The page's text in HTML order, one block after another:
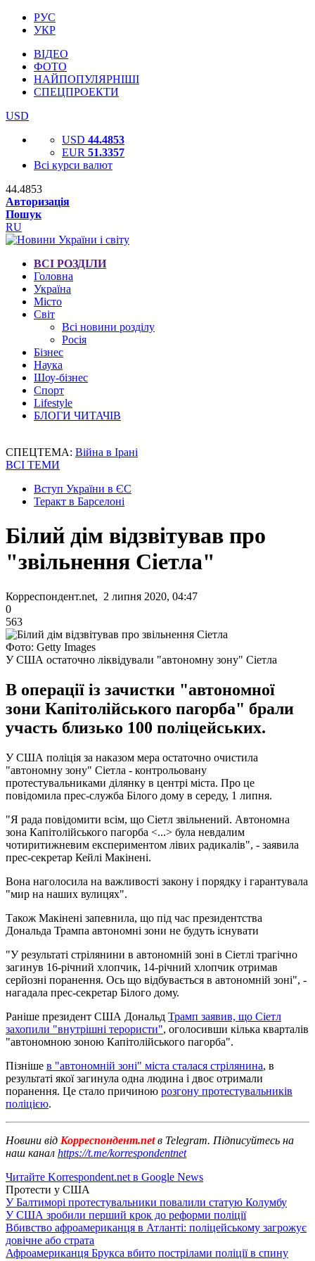
РУС
УКР
ВІДЕО
ФОТО
НАЙПОПУЛЯРНІШІ
СПЕЦПРОЕКТИ
USD
USD 44.4853
EUR 51.3357
Всі курси валют
44.4853
Авторизація
Пошук
RU
ВСІ РОЗДІЛИ
Головна
Україна
Місто
Світ
Всі новини розділу
Росія
Бізнес
Наука
Шоу-бізнес
Спорт
Lifestyle
БЛОГИ ЧИТАЧІВ
СПЕЦТЕМА: Війна в Ірані
ВСІ ТЕМИ
Вступ України в ЄС
Теракт в Барселоні
Білий дім відзвітував про
"звільнення Сіетла"
Корреспондент.net, 2 липня 2020, 04:47
0
563
Фото: Getty Images
У США остаточно ліквідували "автономну зону" Сіетла
В операції із зачистки "автономної
зони Капітолійського пагорба" брали
участь близько 100 поліцейських.
У США поліція за наказом мера остаточно очистила
"автономну зону" Сіетла - контрольовану
протестувальниками ділянку в центрі міста. Про це
повідомила прес-служба Білого дому в середу, 1 липня.
"Я рада повідомити всім, що Сіетл звільнений. Автономна
зона Капітолійського пагорба <...> була невдалим
чотиритижневим експериментом лівих радикалів", - заявила
прес-секретар Кейлі Макінені.
Вона наголосила на важливості закону і порядку і гарантувала
"мир на наших вулицях".
Також Макінені запевнила, що під час президентства
Дональда Трампа автономні зони не будуть існувати
"У результаті стрілянини в автономній зоні в Сіетлі трагічно
загинув 16-річний хлопчик, 14-річний хлопчик отримав
серйозні поранення. Ось що відбувається в автономній зоні", -
нагадала прес-секретар Білого дому.
Раніше президент США Дональд Трамп заявив, що Сіетл
захопили "внутрішні терористи", оголосивши кілька кварталів
"автономною зоною Капітолійського пагорба".
Пізніше в "автономній зоні" міста сталася стрілянина, в
результаті якої загинула одна людина і двоє отримали
поранення. Це стало причиною розгону протестувальників
поліцією.
Новини від Корреспондент.netв Telegram. Підписуйтесь на
наш канал https://t.me/korrespondentnet
Читайте Korrespondent.net в Google News
Протести у США
У Балтиморі протестувальники повалили статую Колумбу
У США зробили перший крок до реформи поліції
Вбивство афроамериканця в Атланті: поліцейському загрожує
довічне або страта
Афроамериканця Брукса вбито пострілами поліції в спину